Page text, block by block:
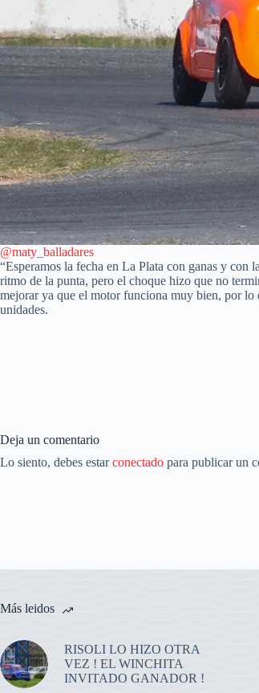
@maty_balladares
“Esperamos la fecha en La Plata con ganas y
ritmo de la punta, pero el choque hizo que no
mejorar ya que el motor funciona muy bien, por lo
unidades.
Deja un comentario
Lo siento, debes estarconectado para publicar un
Más leidos
RISOLI LO HIZO OTRA
VEZ ! EL WINCHITA
INVITADO GANADOR !